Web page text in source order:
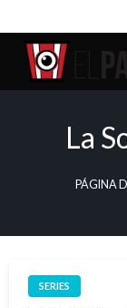
al
contenido
Tu espacio de
La
PÁGINA
SERIES